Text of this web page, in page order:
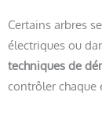
Certains arbres
électriques ou
techniques de
contrôler chaque